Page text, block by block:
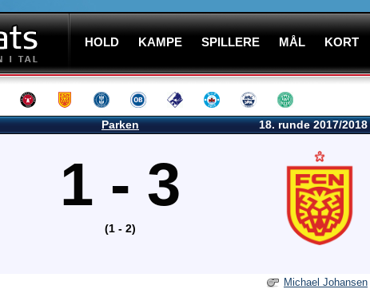
HOLD KAMPE SPILLERE MÅL KORT
Parken 18. runde 2017/2018
1 - 3
(1 - 2)
Michael Johansen